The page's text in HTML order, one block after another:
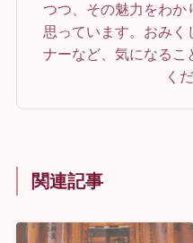
つつ、その魅力をわか
思っています。おみく
ナーなど、気になるこ
く
関連記事